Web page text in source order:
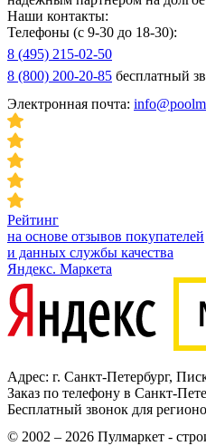
Наши контакты:
Телефоны (с 9-30 до 18-30):
8 (495) 215-02-50
8 (800) 200-20-85 бесплатный
Электронная почта:
Рейтинг
на основе отзывов покупателей
и данных службы качества
Яндекс. Маркета
Адрес: г. Санкт-Петербург,
Заказ по телефону в Санкт-
Бесплатный звонок для
© 2002 – 2026 Пулмаркет -